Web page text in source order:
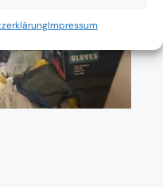
Impressum